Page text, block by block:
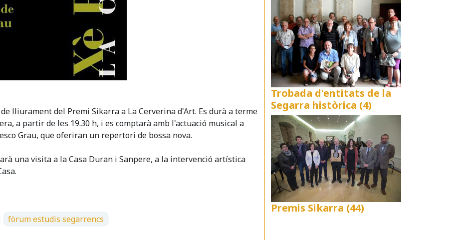
lliurament del Premi Sikarra a La Cerverina d'Art. Es durà a terme
a partir de les 19.30 h, i es comptarà amb l'actuació musical a
Grau, que oferiran un repertori de bossa nova.
una visita a la Casa Duran i Sanpere, a la intervenció artística
fòrum estudis segarrencs
Trobada d'entitats de la
Segarra històrica (4)
Premis Sikarra (44)